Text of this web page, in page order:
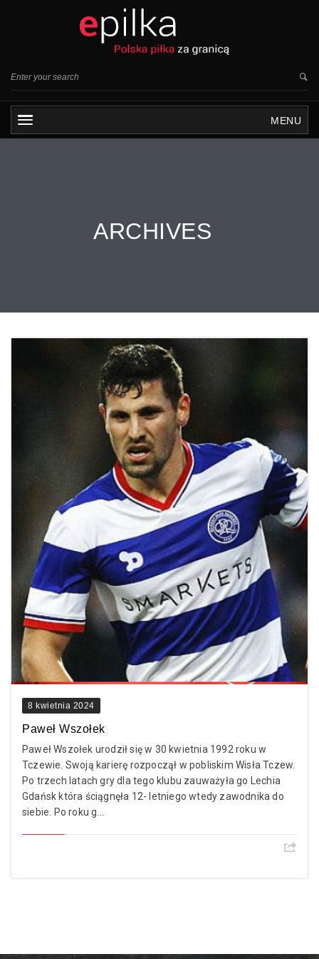
MENU
ARCHIVES
8 kwietnia 2024
Paweł Wszołek
Paweł Wszołek urodził się w 30 kwietnia 1992 roku w
Tczewie. Swoją karierę rozpoczął w pobliskim Wisła Tczew.
Po trzech latach gry dla tego klubu zauważyła go Lechia
Gdańsk która ściągnęła 12- letniego wtedy zawodnika do
siebie. Po roku g...